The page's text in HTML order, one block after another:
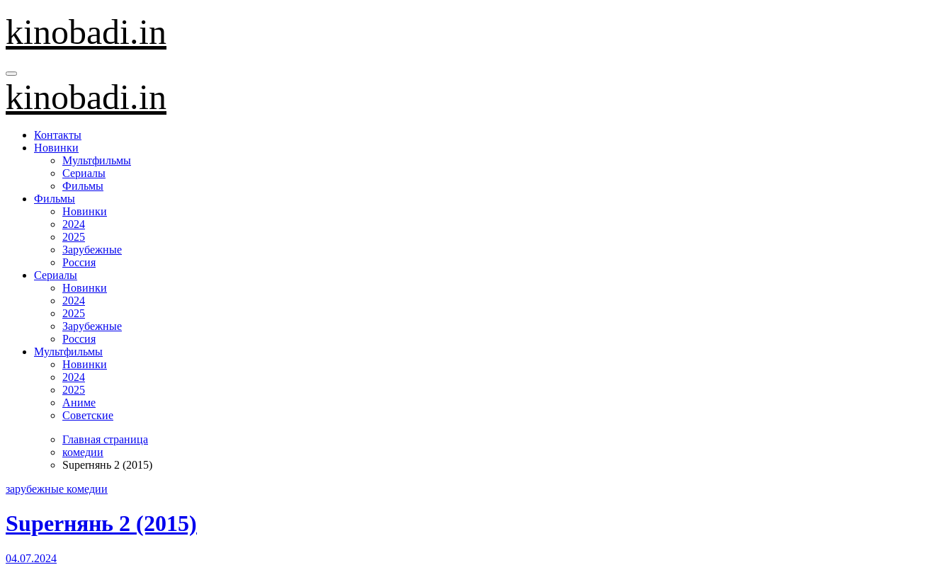
Перейти
содержанию
kinobadi.in
kinobadi.in
Контакты
Новинки
Мультфильмы
Сериалы
Фильмы
Фильмы
Новинки
2024
2025
Зарубежные
Россия
Сериалы
Новинки
2024
2025
Зарубежные
Россия
Мультфильмы
Новинки
2024
2025
Аниме
Советские
Главная страница
комедии
Superнянь 2 (2015)
зарубежные комедии
Superнянь 2 (2015)
04.07.2024